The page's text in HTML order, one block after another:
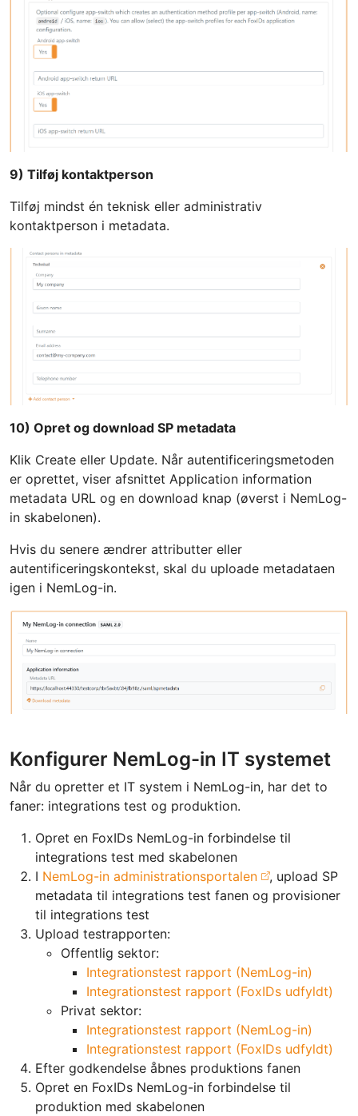
9) Tilføj kontaktperson
Tilføj mindst én teknisk eller administrativ
kontaktperson i metadata.
10) Opret og download SP metadata
Klik Create eller Update. Når autentificeringsmetoden
er oprettet, viser afsnittet Application information
metadata URL og en download knap (øverst i NemLog-
in skabelonen).
Hvis du senere ændrer attributter eller
autentificeringskontekst, skal du uploade metadataen
igen i NemLog-in.
Konfigurer NemLog-in IT systemet
Når du opretter et IT system i NemLog-in, har det to
faner: integrations test og produktion.
Opret en FoxIDs NemLog-in forbindelse til
integrations test med skabelonen
I NemLog-in administrationsportalen
, upload SP
metadata til integrations test fanen og provisioner
til integrations test
Upload testrapporten:
Offentlig sektor:
Integrationstest rapport (NemLog-in)
Integrationstest rapport (FoxIDs udfyldt)
Privat sektor:
Integrationstest rapport (NemLog-in)
Integrationstest rapport (FoxIDs udfyldt)
Efter godkendelse åbnes produktions fanen
Opret en FoxIDs NemLog-in forbindelse til
produktion med skabelonen